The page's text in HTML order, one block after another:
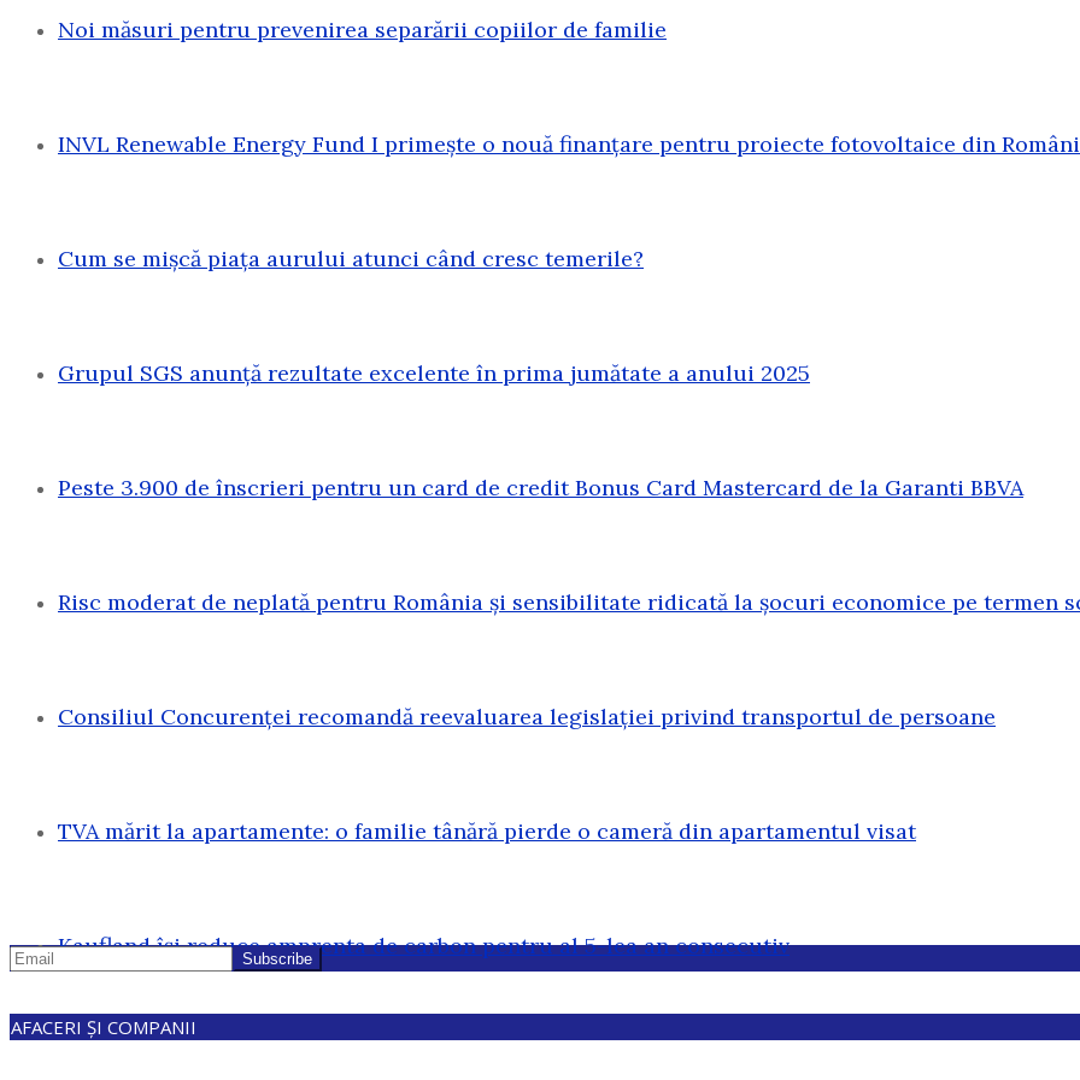
Noi măsuri pentru prevenirea separării copiilor de familie
INVL Renewable Energy Fund I primește o nouă finanțare pentru proiecte fotovoltaice din
Cum se mișcă piața aurului atunci când cresc temerile?
Grupul SGS anunță rezultate excelente în prima jumătate a anului 2025
Peste 3.900 de înscrieri pentru un card de credit Bonus Card Mastercard de la Garanti BBVA
Risc moderat de neplată pentru România și sensibilitate ridicată la șocuri economice pe termen
Consiliul Concurenței recomandă reevaluarea legislației privind transportul de persoane
TVA mărit la apartamente: o familie tânără pierde o cameră din apartamentul visat
Kaufland își reduce amprenta de carbon pentru al 5-lea an consecutiv
AFACERI ȘI COMPANII